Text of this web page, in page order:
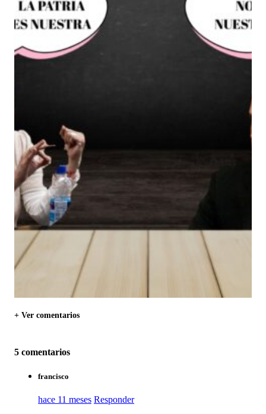
+ Ver comentarios
5 comentarios
francisco
hace 11 meses Responder